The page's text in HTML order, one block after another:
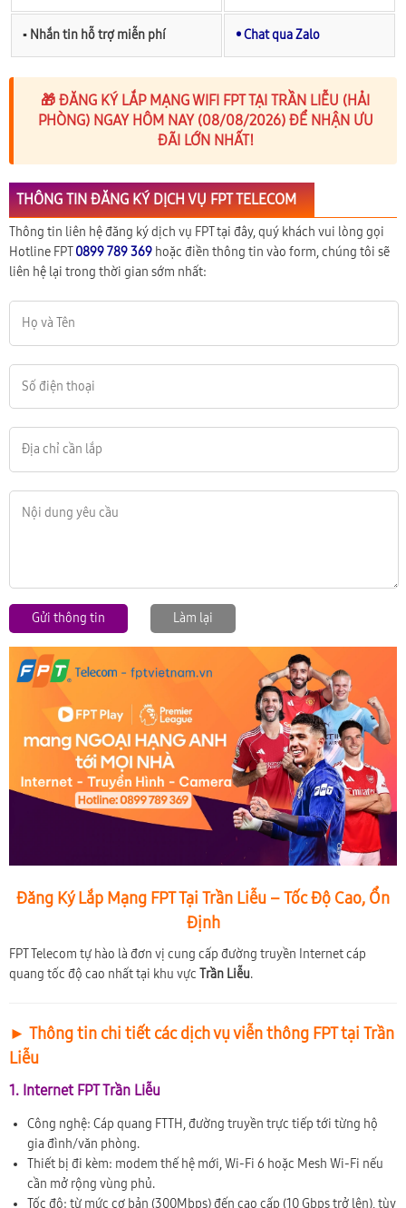
▪︎ Nhắn tin hỗ trợ miễn phí • Chat qua Zalo
🎁 ĐĂNG KÝ LẮP MẠNG WIFI FPT TẠI TRẦN LIỄU (HẢI
PHÒNG) NGAY HÔM NAY (08/08/2026) ĐỂ NHẬN ƯU
ĐÃI LỚN NHẤT!
THÔNG TIN ĐĂNG KÝ DỊCH VỤ FPT TELECOM
Thông tin liên hệ đăng ký dịch vụ FPT tại đây, quý khách vui lòng gọi
Hotline FPT0899 789 369 hoặc điền thông tin vào form, chúng tôi sẽ
liên hệ lại trong thời gian sớm nhất:
Gửi thông tin Làm lại
Đăng Ký Lắp Mạng FPT Tại Trần Liễu – Tốc Độ Cao, Ổn
Định
FPT Telecom tự hào là đơn vị cung cấp đường truyền Internet cáp
quang tốc độ cao nhất tại khu vực Trần Liễu.
► Thông tin chi tiết các dịch vụ viễn thông FPT tại Trần
Liễu
1. Internet FPT Trần Liễu
Công nghệ: Cáp quang FTTH, đường truyền trực tiếp tới từng hộ
gia đình/văn phòng.
Thiết bị đi kèm: modem thế hệ mới, Wi-Fi 6 hoặc Mesh Wi-Fi nếu
cần mở rộng vùng phủ.
Tốc độ: từ mức cơ bản (300Mbps) đến cao cấp (10 Gbps trở lên), tùy